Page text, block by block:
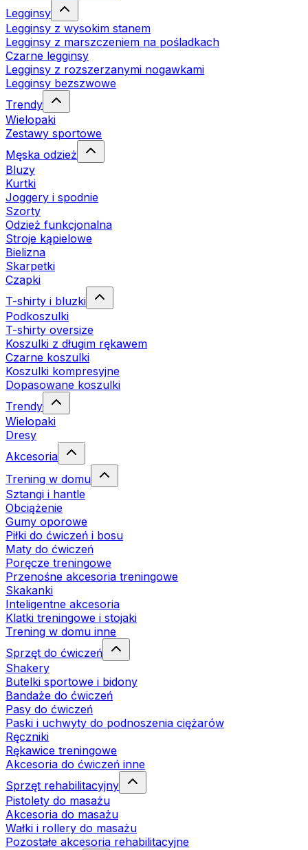
Legginsy
Legginsy z wysokim stanem
Legginsy z marszczeniem na pośladkach
Czarne legginsy
Legginsy z rozszerzanymi nogawkami
Legginsy bezszwowe
Trendy
Wielopaki
Zestawy sportowe
Męska odzież
Bluzy
Kurtki
Joggery i spodnie
Szorty
Odzież funkcjonalna
Stroje kąpielowe
Bielizna
Skarpetki
Czapki
T-shirty i bluzki
Podkoszulki
T-shirty oversize
Koszulki z długim rękawem
Czarne koszulki
Koszulki kompresyjne
Dopasowane koszulki
Trendy
Wielopaki
Dresy
Akcesoria
Trening w domu
Sztangi i hantle
Obciążenie
Gumy oporowe
Piłki do ćwiczeń i bosu
Maty do ćwiczeń
Poręcze treningowe
Przenośne akcesoria treningowe
Skakanki
Inteligentne akcesoria
Klatki treningowe i stojaki
Trening w domu inne
Sprzęt do ćwiczeń
Shakery
Butelki sportowe i bidony
Bandaże do ćwiczeń
Pasy do ćwiczeń
Paski i uchwyty do podnoszenia ciężarów
Ręczniki
Rękawice treningowe
Akcesoria do ćwiczeń inne
Sprzęt rehabilitacyjny
Pistolety do masażu
Akcesoria do masażu
Wałki i rollery do masażu
Pozostałe akcesoria rehabilitacyjne